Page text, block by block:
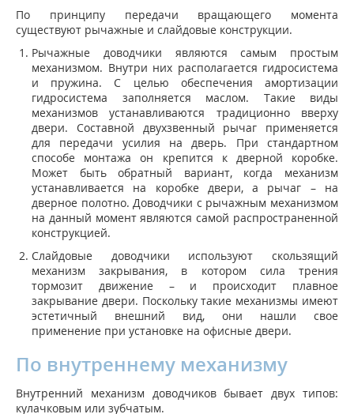
По принципу передачи вращающего момента
существуют рычажные и слайдовые конструкции.
Рычажные доводчики являются самым простым
механизмом. Внутри них располагается гидросистема
и пружина. С целью обеспечения амортизации
гидросистема заполняется маслом. Такие виды
механизмов устанавливаются традиционно вверху
двери. Составной двухзвенный рычаг применяется
для передачи усилия на дверь. При стандартном
способе монтажа он крепится к дверной коробке.
Может быть обратный вариант, когда механизм
устанавливается на коробке двери, а рычаг – на
дверное полотно. Доводчики с рычажным механизмом
на данный момент являются самой распространенной
конструкцией.
Слайдовые доводчики используют скользящий
механизм закрывания, в котором сила трения
тормозит движение – и происходит плавное
закрывание двери. Поскольку такие механизмы имеют
эстетичный внешний вид, они нашли свое
применение при установке на офисные двери.
По внутреннему механизму
Внутренний механизм доводчиков бывает двух типов:
кулачковым или зубчатым.